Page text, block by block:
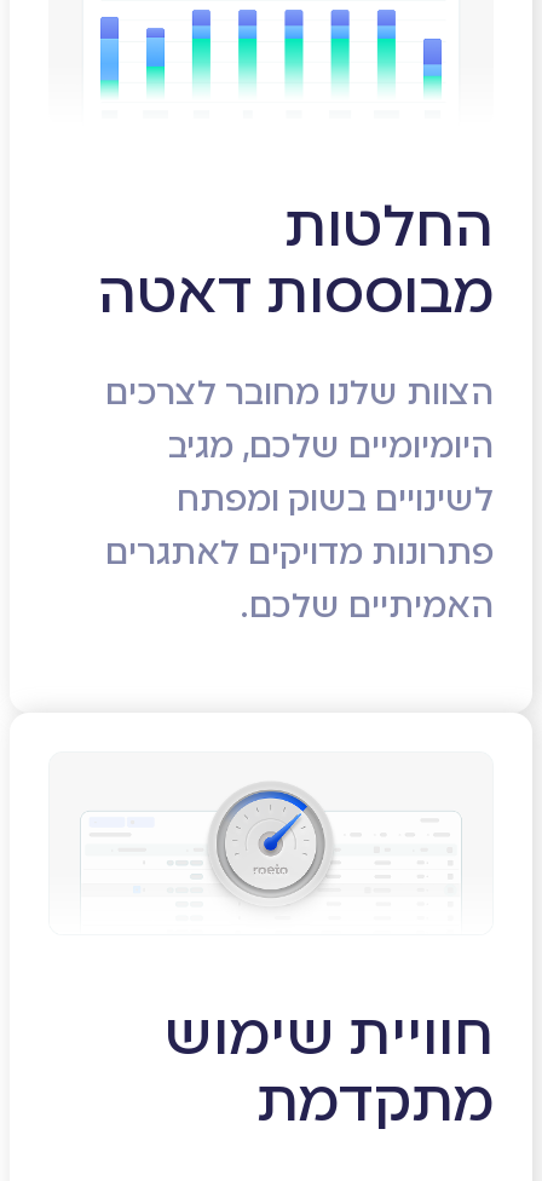
החלטות
מבוססות דאטה
הצוות שלנו מחובר לצרכים
היומיומיים שלכם, מגיב
לשינויים בשוק ומפתח
פתרונות מדויקים לאתגרים
האמיתיים שלכם.
חוויית שימוש
מתקדמת